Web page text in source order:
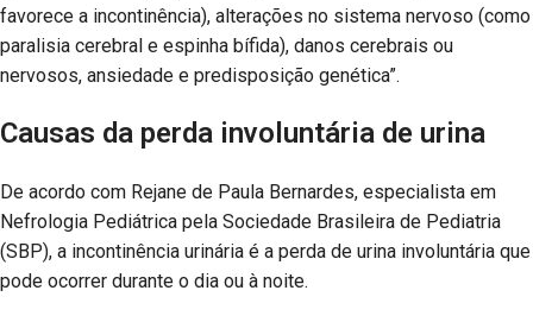
favorece a incontinência), alterações no sistema nervoso (como
paralisia cerebral e espinha bífida), danos cerebrais ou
nervosos, ansiedade e predisposição genética”.
Causas da perda involuntária de urina
De acordo com Rejane de Paula Bernardes, especialista em
Nefrologia Pediátrica pela Sociedade Brasileira de Pediatria
(SBP), a incontinência urinária é a perda de urina involuntária que
pode ocorrer durante o dia ou à noite.